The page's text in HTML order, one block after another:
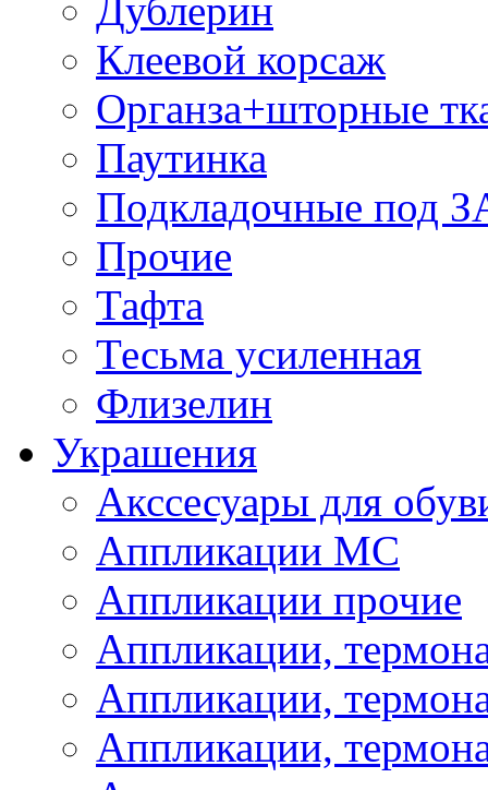
Дублерин
Клеевой корсаж
Органза+шторные
Паутинка
Подкладочные под
Прочие
Тафта
Тесьма усиленная
Флизелин
Украшения
Акссесуары для
Аппликации МС
Аппликации прочие
Аппликации,
Аппликации,
Аппликации,